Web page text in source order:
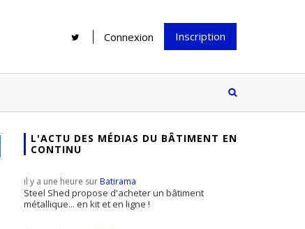
Connexion Inscription
idée mais...
Rénover une salle de bains : gagner
supports
inscrire
notre
L'ACTU DES MÉDIAS DU BÂTIMENT EN
CONTINU
il y a une heure surBatirama
Steel Shed propose d'acheter un bâtiment
métallique... en kit et en ligne !